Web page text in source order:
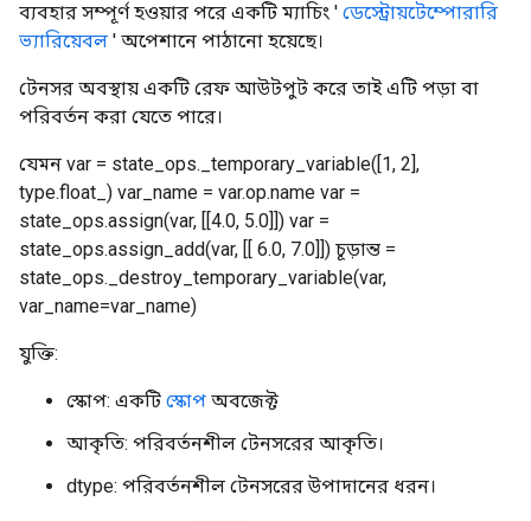
ব্যবহার সম্পূর্ণ হওয়ার পরে একটি ম্যাচিং ' ডেস্ট্রোয়টেম্পোরারি
ভ্যারিয়েবল ' অপেশানে পাঠানো হয়েছে।
টেনসর অবস্থায় একটি রেফ আউটপুট করে তাই এটি পড়া বা
পরিবর্তন করা যেতে পারে।
যেমন var = state_ops._temporary_variable([1, 2],
type.float_) var_name = var.op.name var =
state_ops.assign(var, [[4.0, 5.0]]) var =
state_ops.assign_add(var, [[ 6.0, 7.0]]) চূড়ান্ত =
state_ops._destroy_temporary_variable(var,
var_name=var_name)
যুক্তি:
স্কোপ: একটি স্কোপ অবজেক্ট
আকৃতি: পরিবর্তনশীল টেনসরের আকৃতি।
dtype: পরিবর্তনশীল টেনসরের উপাদানের ধরন।